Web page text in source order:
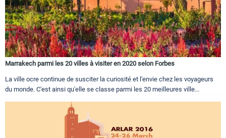
Marrakech parmi les 20 villes à visiter en 2020 selon Forbes
La ville ocre continue de susciter la curiosité et l'envie chez les voyageurs
du monde. C'est ainsi qu'elle se classe parmi les 20 meilleures ville...